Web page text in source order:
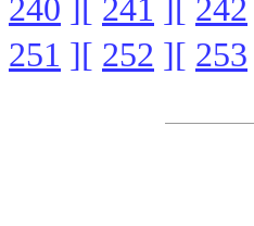
240 ][ 241 ][ 242
251 ][ 252 ][ 253